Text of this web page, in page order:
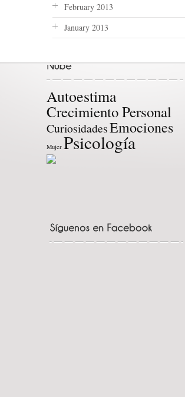
February 2013
January 2013
Autoestima
Crecimiento Personal
CuriosidadesEmociones
Mujer Psicología